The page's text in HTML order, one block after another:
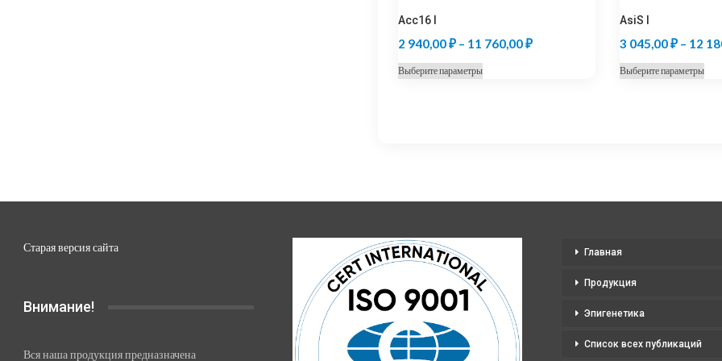
Acc16 I
2 940,00₽ – 11 760,00₽Диапазон
Выберите параметрыЭтот
выбрать
странице
AsiS I
3 045,00₽ – 12
Выберите параметрыЭтот
Старая версия сайта
Внимание!
Вся наша продукция предназначена
Главная
Продукция
Эпигенетика
Список всех публикаций